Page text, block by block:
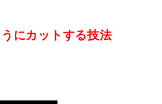
にカットする技法